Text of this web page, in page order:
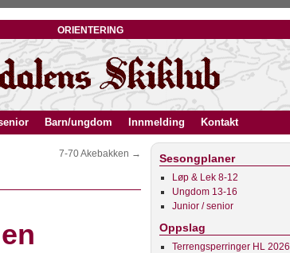
orientering
Barn/ungdom Innmelding Kontakt
7-70 Akebakken → Sesongplaner
Løp & Lek 8-12
Ungdom 13-16
Junior / senior
Oppslag
Terrengsperringer HL 2026